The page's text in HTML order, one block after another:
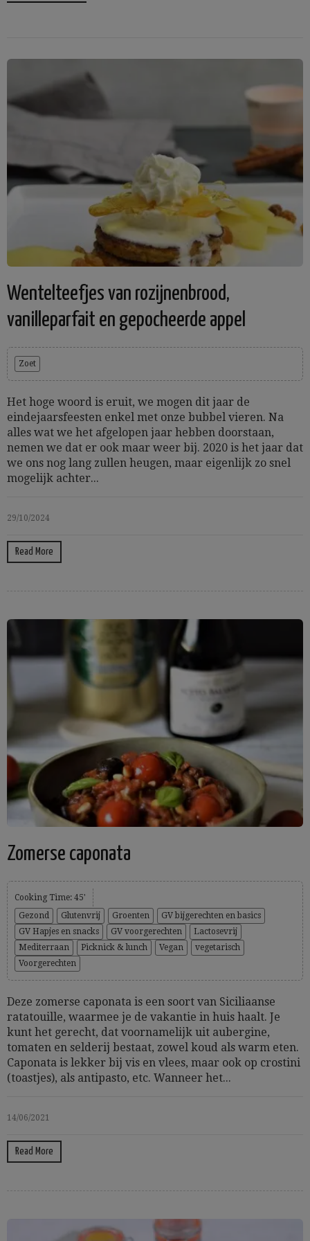
Wentelteefjes van rozijnenbrood,
vanilleparfait en gepocheerde appel
Zoet
Het hoge woord is eruit, we mogen dit jaar de
eindejaarsfeesten enkel met onze bubbel vieren. Na
alles wat we het afgelopen jaar hebben doorstaan,
nemen we dat er ook maar weer bij. 2020 is het jaar dat
we ons nog lang zullen heugen, maar eigenlijk zo snel
mogelijk achter...
29/10/2024
Read More
Zomerse caponata
Cooking Time: 45'
Gezond
Glutenvrij Groenten
GV bijgerechten en basics
GV Hapjes en snacks
GV voorgerechten
Lactosevrij
Mediterraan
Picknick & lunch Vegan
vegetarisch
Voorgerechten
Deze zomerse caponata is een soort van Siciliaanse
ratatouille, waarmee je de vakantie in huis haalt. Je
kunt het gerecht, dat voornamelijk uit aubergine,
tomaten en selderij bestaat, zowel koud als warm eten.
Caponata is lekker bij vis en vlees, maar ook op crostini
(toastjes), als antipasto, etc. Wanneer het...
14/06/2021
Read More